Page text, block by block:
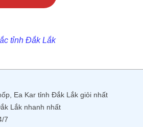
tỉnh Đắk Lắk
Ea Kar tỉnh Đắk Lắk giỏi nhất
Lắk nhanh nhất
7